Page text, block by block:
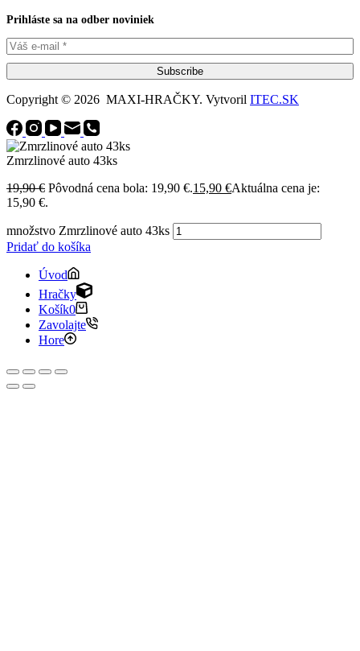
Prihláste sa na odber noviniek
Subscribe
Copyright © 2026 MAXI-HRAČKY. Vytvoril ITEC.SK
Zmrzlinové auto 43ks
19,90€ Pôvodná cena bola: 19,90 €.15,90 €Aktuálna cena je:
15,90 €.
množstvo Zmrzlinové auto 43ks
Pridať do košíka
Úvod
Hračky
Košík0
Zavolajte
Hore